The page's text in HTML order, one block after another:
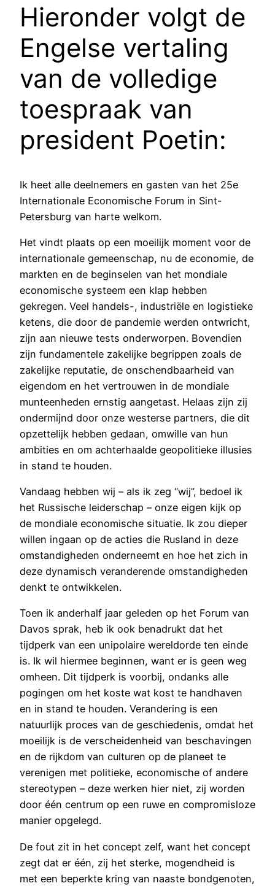
Hieronder volgt de
Engelse vertaling
van de volledige
toespraak van
president Poetin:
Ik heet alle deelnemers en gasten van het 25e
Internationale Economische Forum in Sint-
Petersburg van harte welkom.
Het vindt plaats op een moeilijk moment voor de
internationale gemeenschap, nu de economie, de
markten en de beginselen van het mondiale
economische systeem een klap hebben
gekregen. Veel handels-, industriële en logistieke
ketens, die door de pandemie werden ontwricht,
zijn aan nieuwe tests onderworpen. Bovendien
zijn fundamentele zakelijke begrippen zoals de
zakelijke reputatie, de onschendbaarheid van
eigendom en het vertrouwen in de mondiale
munteenheden ernstig aangetast. Helaas zijn zij
ondermijnd door onze westerse partners, die dit
opzettelijk hebben gedaan, omwille van hun
ambities en om achterhaalde geopolitieke illusies
in stand te houden.
Vandaag hebben wij – als ik zeg “wij”, bedoel ik
het Russische leiderschap – onze eigen kijk op
de mondiale economische situatie. Ik zou dieper
willen ingaan op de acties die Rusland in deze
omstandigheden onderneemt en hoe het zich in
deze dynamisch veranderende omstandigheden
denkt te ontwikkelen.
Toen ik anderhalf jaar geleden op het Forum van
Davos sprak, heb ik ook benadrukt dat het
tijdperk van een unipolaire wereldorde ten einde
is. Ik wil hiermee beginnen, want er is geen weg
omheen. Dit tijdperk is voorbij, ondanks alle
pogingen om het koste wat kost te handhaven
en in stand te houden. Verandering is een
natuurlijk proces van de geschiedenis, omdat het
moeilijk is de verscheidenheid van beschavingen
en de rijkdom van culturen op de planeet te
verenigen met politieke, economische of andere
stereotypen – deze werken hier niet, zij worden
door één centrum op een ruwe en compromisloze
manier opgelegd.
De fout zit in het concept zelf, want het concept
zegt dat er één, zij het sterke, mogendheid is
met een beperkte kring van naaste bondgenoten,